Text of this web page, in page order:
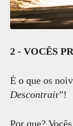
2 - VOCÊS
É o que os
Descontrair”!
Por que?